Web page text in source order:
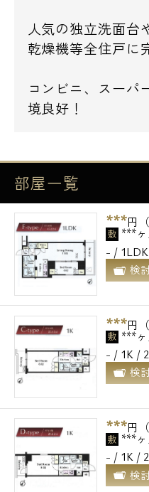
人気の独立洗面台
乾燥機等全住戸に
コンビニ、スーパ
境良好！
部屋一覧
***円
敷 ***ヶ
- / 1LDK
検
***円
敷 ***ヶ
- / 1K /
検
***円
敷 ***ヶ
- / 1K /
検